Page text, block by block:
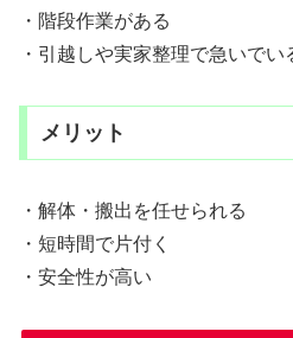
・階段作業がある
・引越しや実家整理で急いでい
メリット
・解体・搬出を任せられる
・短時間で片付く
・安全性が高い